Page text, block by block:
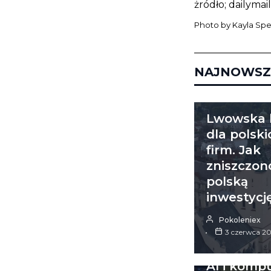
żródło; dailymail
Photo by Kayla
Lwowska
dla
firm. Jak
polską
Pokoleniex
3 czerwca
ŚWIAT
AI i